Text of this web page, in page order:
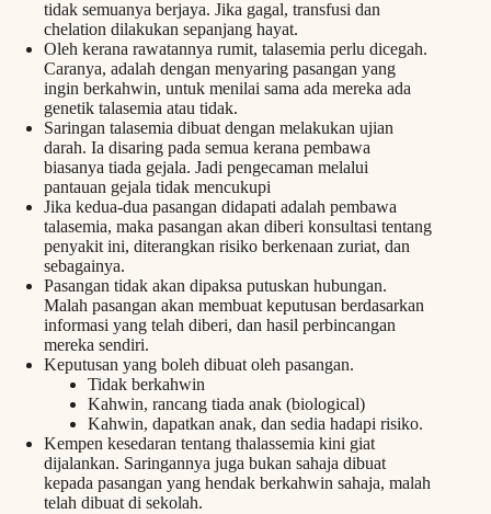
tidak semuanya berjaya. Jika gagal, transfusi dan
chelation dilakukan sepanjang hayat.
Oleh kerana rawatannya rumit, talasemia perlu dicegah.
Caranya, adalah dengan menyaring pasangan yang
ingin berkahwin, untuk menilai sama ada mereka ada
genetik talasemia atau tidak.
Saringan talasemia dibuat dengan melakukan ujian
darah. Ia disaring pada semua kerana pembawa
biasanya tiada gejala. Jadi pengecaman melalui
pantauan gejala tidak mencukupi
Jika kedua-dua pasangan didapati adalah pembawa
talasemia, maka pasangan akan diberi konsultasi tentang
penyakit ini, diterangkan risiko berkenaan zuriat, dan
sebagainya.
Pasangan tidak akan dipaksa putuskan hubungan.
Malah pasangan akan membuat keputusan berdasarkan
informasi yang telah diberi, dan hasil perbincangan
mereka sendiri.
Keputusan yang boleh dibuat oleh pasangan.
Tidak berkahwin
Kahwin, rancang tiada anak (biological)
Kahwin, dapatkan anak, dan sedia hadapi risiko.
Kempen kesedaran tentang thalassemia kini giat
dijalankan. Saringannya juga bukan sahaja dibuat
kepada pasangan yang hendak berkahwin sahaja, malah
telah dibuat di sekolah.